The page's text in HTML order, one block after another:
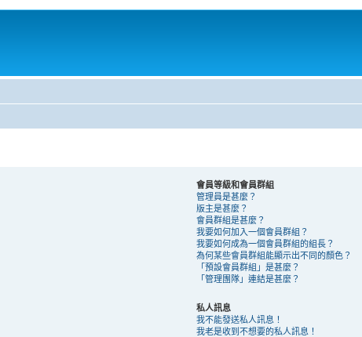
會員等級和會員群組
管理員是甚麼？
版主是甚麼？
會員群組是甚麼？
我要如何加入一個會員群組？
我要如何成為一個會員群組的組長？
為何某些會員群組能顯示出不同的顏色？
「預設會員群組」是甚麼？
「管理團隊」連結是甚麼？
私人訊息
我不能發送私人訊息！
我老是收到不想要的私人訊息！